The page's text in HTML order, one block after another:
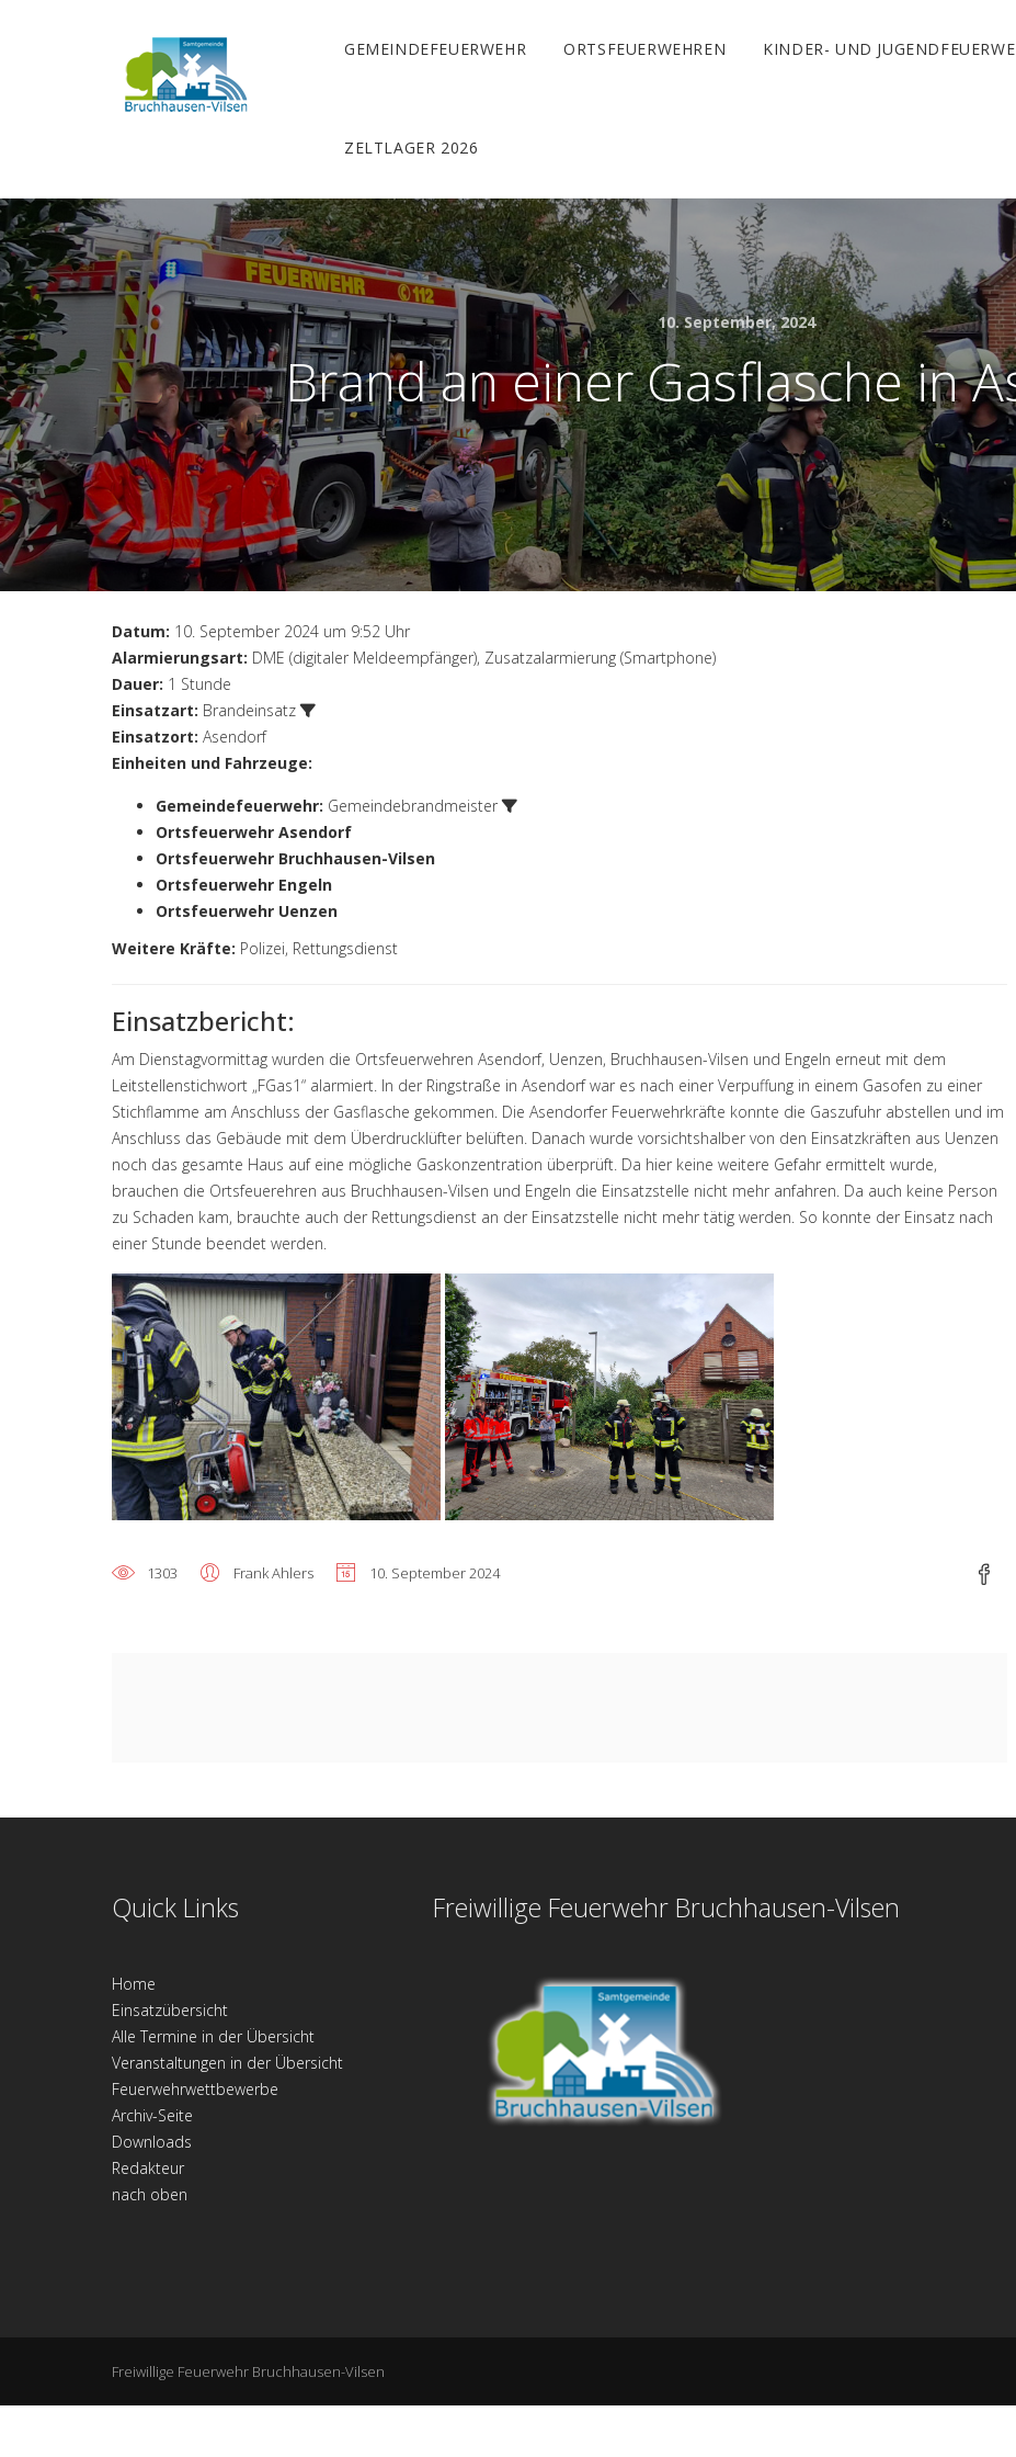
GEMEINDEFEUERWEHR ORTSFEUERWEHREN KINDER- UND
ZELTLAGER 2026
10. September, 2024
Brand an einer Gasflasche in
Datum: 10. September 2024 um 9:52 Uhr
Alarmierungsart: DME (digitaler Meldeempfänger), Zusatzalarmierung (Smartphone)
Dauer: 1 Stunde
Einsatzart: Brandeinsatz
Einsatzort: Asendorf
Einheiten und Fahrzeuge:
Gemeindefeuerwehr: Gemeindebrandmeister
Ortsfeuerwehr Asendorf
Ortsfeuerwehr Bruchhausen-Vilsen
Ortsfeuerwehr Engeln
Ortsfeuerwehr Uenzen
Weitere Kräfte: Polizei, Rettungsdienst
Einsatzbericht:
Am Dienstagvormittag wurden die Ortsfeuerwehren Asendorf, Uenzen, Bruchhausen-Vilsen und Engeln erneut mit dem
Leitstellenstichwort „FGas1“ alarmiert. In der Ringstraße in Asendorf war es nach einer Verpuffung in einem Gasofen zu einer
Stichflamme am Anschluss der Gasflasche gekommen. Die Asendorfer Feuerwehrkräfte konnte die Gaszufuhr abstellen und im
Anschluss das Gebäude mit dem Überdrucklüfter belüften. Danach wurde vorsichtshalber von den Einsatzkräften aus Uenzen
noch das gesamte Haus auf eine mögliche Gaskonzentration überprüft. Da hier keine weitere Gefahr ermittelt wurde,
brauchen die Ortsfeuerehren aus Bruchhausen-Vilsen und Engeln die Einsatzstelle nicht mehr anfahren. Da auch keine Person
zu Schaden kam, brauchte auch der Rettungsdienst an der Einsatzstelle nicht mehr tätig werden. So konnte der Einsatz nach
einer Stunde beendet werden.
1303 Frank Ahlers 10. September 2024
Quick Links
Home
Einsatzübersicht
Alle Termine in der Übersicht
Veranstaltungen in der Übersicht
Feuerwehrwettbewerbe
Archiv-Seite
Downloads
Redakteur
nach oben
Freiwillige Feuerwehr Bruchhausen-Vilsen
Freiwillige Feuerwehr Bruchhausen-Vilsen